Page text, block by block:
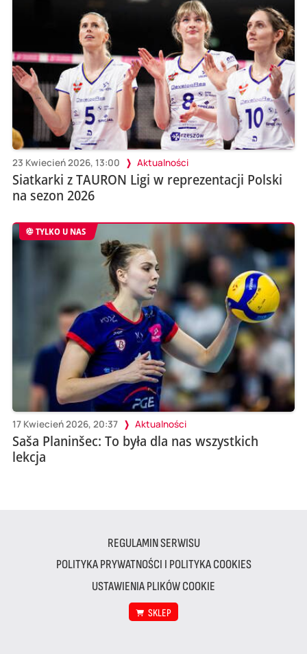
23 Kwiecień 2026, 13:00 Aktualności
Siatkarki z TAURON Ligi w reprezentacji Polski
na sezon 2026
TYLKO U NAS
17 Kwiecień 2026, 20:37 Aktualności
Saša Planinšec: To była dla nas wszystkich
lekcja
REGULAMIN SERWISU
POLITYKA PRYWATNOŚCI I POLITYKA COOKIES
USTAWIENIA PLIKÓW COOKIE
SKLEP